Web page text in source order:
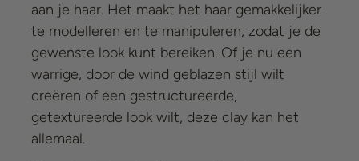
aan je haar. Het maakt het haar gemakkelijker
te modelleren en te manipuleren, zodat je de
gewenste look kunt bereiken. Of je nu een
warrige, door de wind geblazen stijl wilt
creëren of een gestructureerde,
getextureerde look wilt, deze clay kan het
allemaal.